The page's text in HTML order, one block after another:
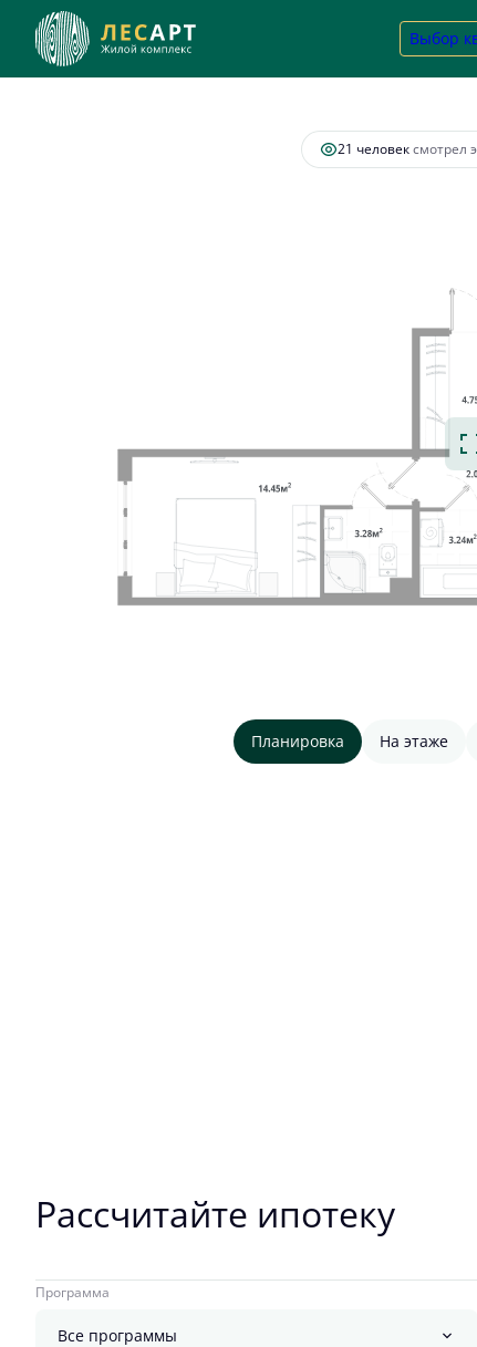
Выбор
2-комнатная64.73 м 15 729 390 руб.
21 человексмотрел
Планировка На этаже
Рассчитайте ипотеку
Программа
Все программы